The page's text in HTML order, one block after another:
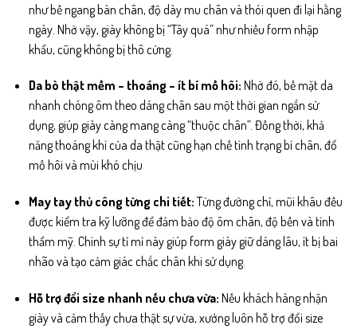
như bề ngang bàn chân, độ dày mu chân và thói quen đi lại hằng
ngày. Nhờ vậy, giày không bị “Tây quá” như nhiều form nhập
khẩu, cũng không bị thô cứng.
Da bò thật mềm – thoáng – ít bí mồ hôi: Nhờ đó, bề mặt da
nhanh chóng ôm theo dáng chân sau một thời gian ngắn sử
dụng, giúp giày càng mang càng “thuộc chân”. Đồng thời, khả
năng thoáng khí của da thật cũng hạn chế tình trạng bí chân, đổ
mồ hôi và mùi khó chịu
May tay thủ công từng chi tiết:Từng đường chỉ, mũi khâu đều
được kiểm tra kỹ lưỡng để đảm bảo độ ôm chân, độ bền và tính
thẩm mỹ. Chính sự tỉ mỉ này giúp form giày giữ dáng lâu, ít bị bai
nhão và tạo cảm giác chắc chân khi sử dụng.
Hỗ trợ đổi size nhanh nếu chưa vừa: Nếu khách hàng nhận
giày và cảm thấy chưa thật sự vừa, xưởng luôn hỗ trợ đổi size